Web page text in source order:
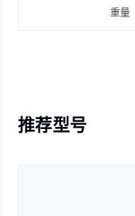
重量
推荐型号